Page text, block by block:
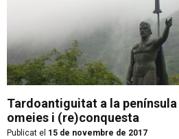
Tardoantiguitat a la
omeies i (re)conquesta
Publicat el 15 de novembre de 2017